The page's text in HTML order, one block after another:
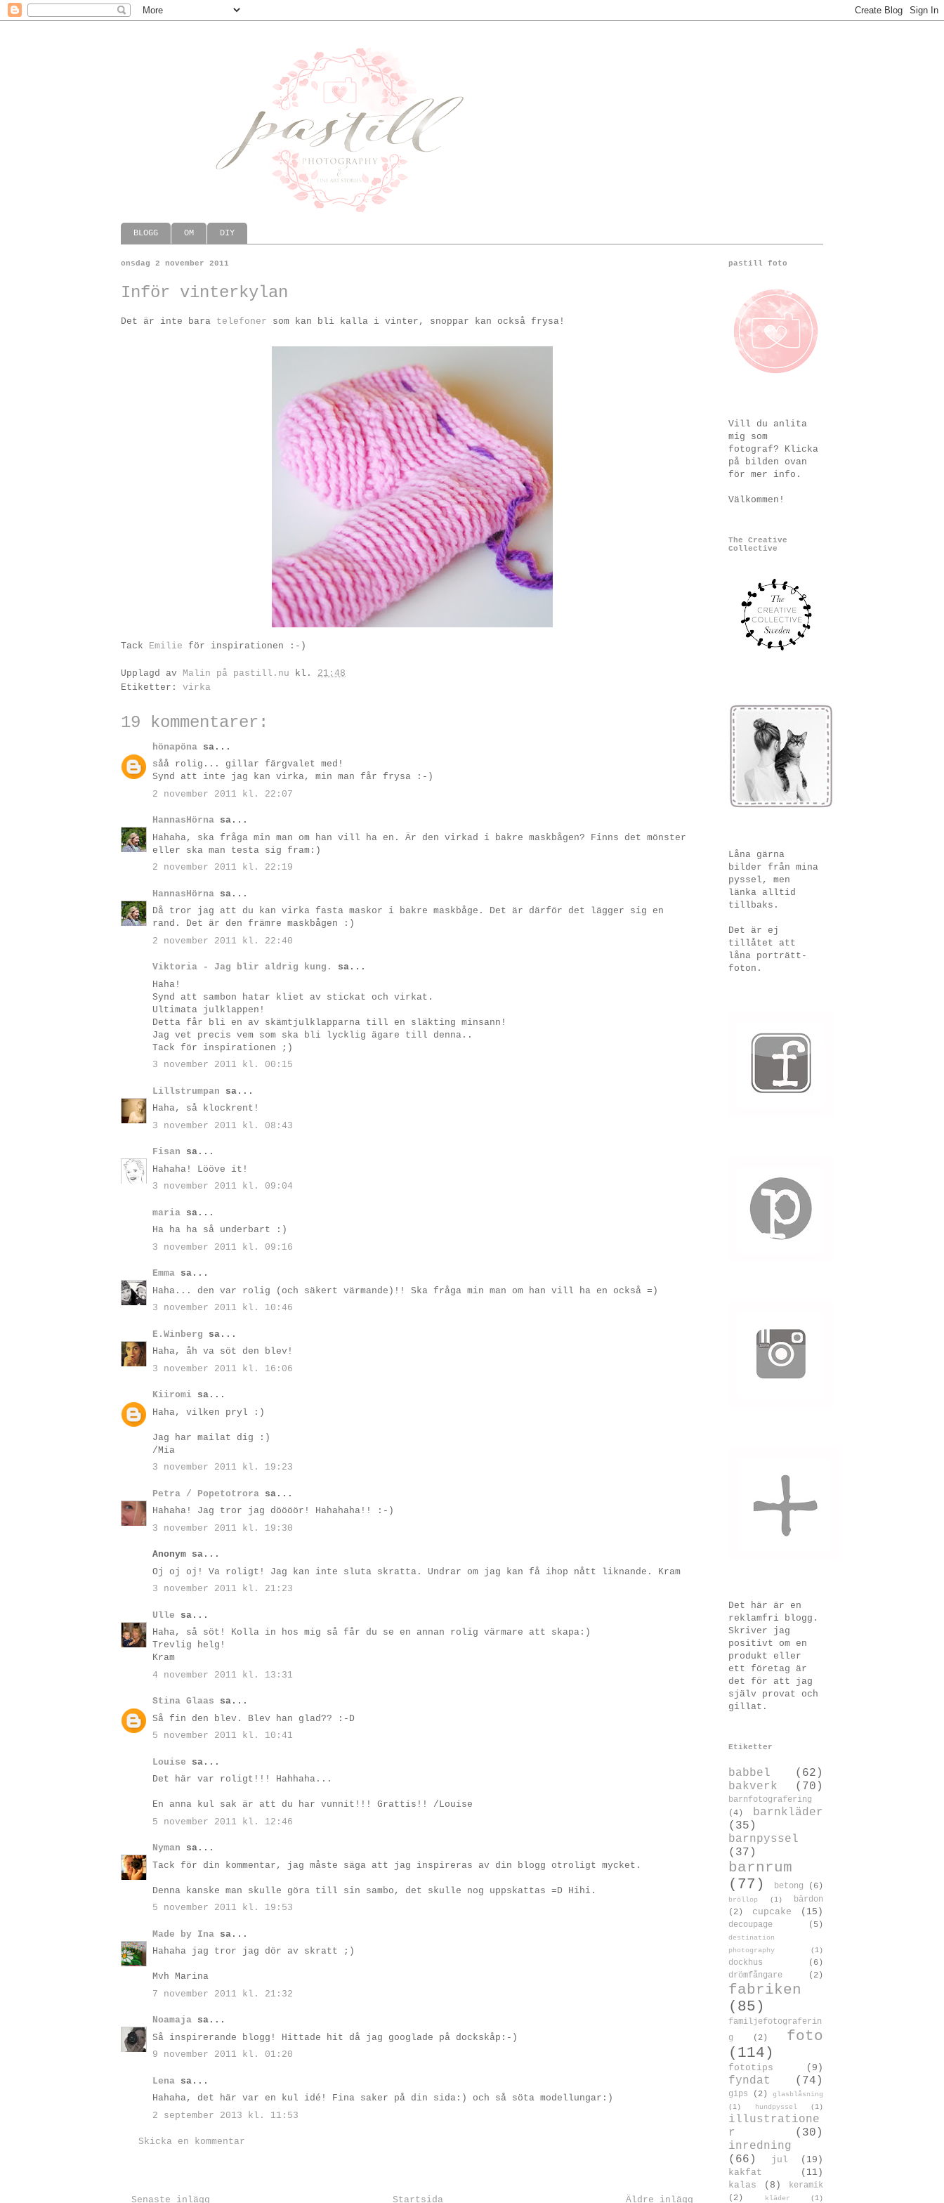
BLOGG OM DIY
onsdag 2 november 2011
Inför vinterkylan
Det är inte bara telefoner som kan bli kalla i vinter, snoppar kan också frysa!
Tack Emilie för inspirationen :-)
Upplagd av Malin på pastill.nu kl. 21:48
Etiketter: virka
19 kommentarer:
hönapöna sa...
såå rolig... gillar färgvalet med!
Synd att inte jag kan virka, min man får frysa :-)
2 november 2011 kl. 22:07
HannasHörna sa...
Hahaha, ska fråga min man om han vill ha en. Är den virkad i bakre maskbågen? Finns det mönster
eller ska man testa sig fram:)
2 november 2011 kl. 22:19
HannasHörna sa...
Då tror jag att du kan virka fasta maskor i bakre maskbåge. Det är därför det lägger sig en
rand. Det är den främre maskbågen :)
2 november 2011 kl. 22:40
Viktoria - Jag blir aldrig kung.
sa...
Haha!
Synd att sambon hatar kliet av stickat och virkat.
Ultimata julklappen!
Detta får bli en av skämtjulklapparna till en släkting minsann!
Jag vet precis vem som ska bli lycklig ägare till denna..
Tack för inspirationen ;)
3 november 2011 kl. 00:15
Lillstrumpan sa...
Haha, så klockrent!
3 november 2011 kl. 08:43
Fisan sa...
Hahaha! Lööve it!
3 november 2011 kl. 09:04
maria sa...
Ha ha ha så underbart :)
3 november 2011 kl. 09:16
Emma sa...
Haha... den var rolig (och säkert värmande)!! Ska fråga min man om han vill ha en också =)
3 november 2011 kl. 10:46
E.Winberg sa...
Haha, åh va söt den blev!
3 november 2011 kl. 16:06
Kiiromi sa...
Haha, vilken pryl :)
Jag har mailat dig :)
/Mia
3 november 2011 kl. 19:23
Petra / Popetotrora sa...
Hahaha! Jag tror jag döööör! Hahahaha!! :-)
3 november 2011 kl. 19:30
Anonym sa...
Oj oj oj! Va roligt! Jag kan inte sluta skratta. Undrar om jag kan få ihop nått liknande. Kram
3 november 2011 kl. 21:23
Ulle sa...
Haha, så söt! Kolla in hos mig så får du se en annan rolig värmare att skapa:)
Trevlig helg!
Kram
4 november 2011 kl. 13:31
Stina Glaas sa...
Så fin den blev. Blev han glad?? :-D
5 november 2011 kl. 10:41
Louise sa...
Det här var roligt!!! Hahhaha...
En anna kul sak är att du har vunnit!!! Grattis!! /Louise
5 november 2011 kl. 12:46
Nyman sa...
Tack för din kommentar, jag måste säga att jag inspireras av din blogg otroligt mycket.
Denna kanske man skulle göra till sin sambo, det skulle nog uppskattas =D Hihi.
5 november 2011 kl. 19:53
Made by Ina sa...
Hahaha jag tror jag dör av skratt ;)
Mvh Marina
7 november 2011 kl. 21:32
Noamaja sa...
Så inspirerande blogg! Hittade hit då jag googlade på dockskåp:-)
9 november 2011 kl. 01:20
Lena sa...
Hahaha, det här var en kul idé! Fina saker på din sida:) och så söta modellungar:)
2 september 2013 kl. 11:53
Skicka en kommentar
Senaste inlägg Äldre inlägg
Startsida
pastill foto
Vill du anlita
mig som
fotograf? Klicka
på bilden ovan
för mer info.
Välkommen!
The Creative
Collective
Låna gärna
bilder från mina
pyssel, men
länka alltid
tillbaks.
Det är ej
tillåtet att
låna porträtt-
foton.
Det här är en
reklamfri blogg.
Skriver jag
positivt om en
produkt eller
ett företag är
det för att jag
själv provat och
gillat.
Etiketter
babbel
(62)
bakverk
(70)
barnfotografering
(4)
barnkläder
(35)
barnpyssel
(37)
barnrum
(77)
betong (6)
bröllop (1)
bärdon
(2)
cupcake (15)
decoupage (5)
destination
photography
(1)
dockhus
(6)
drömfångare
(2)
fabriken
(85)
familjefotograferin
g
(2)
foto
(114)
fototips (9)
fyndat (74)
gips (2)
glasblåsning
(1)
hundpyssel (1)
illustratione
r
(30)
inredning
(66)
jul
(19)
kakfat
(11)
kalas
(8)
keramik
(2)
kläder (1)